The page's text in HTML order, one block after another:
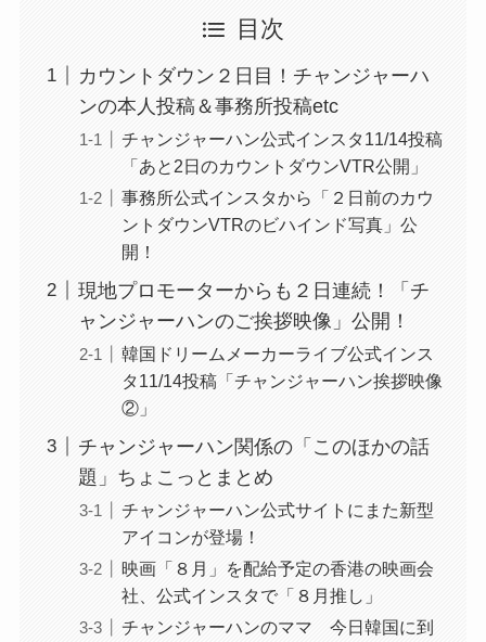
目次
カウントダウン２日目！チャンジャーハ
ンの本人投稿＆事務所投稿etc
チャンジャーハン公式インスタ11/14投稿
「あと2日のカウントダウンVTR公開」
事務所公式インスタから「２日前のカウ
ントダウンVTRのビハインド写真」公
開！
現地プロモーターからも２日連続！「チ
ャンジャーハンのご挨拶映像」公開！
韓国ドリームメーカーライブ公式インス
タ11/14投稿「チャンジャーハン挨拶映像
②」
チャンジャーハン関係の「このほかの話
題」ちょこっとまとめ
チャンジャーハン公式サイトにまた新型
アイコンが登場！
映画「８月」を配給予定の香港の映画会
社、公式インスタで「８月推し」
チャンジャーハンのママ 今日韓国に到